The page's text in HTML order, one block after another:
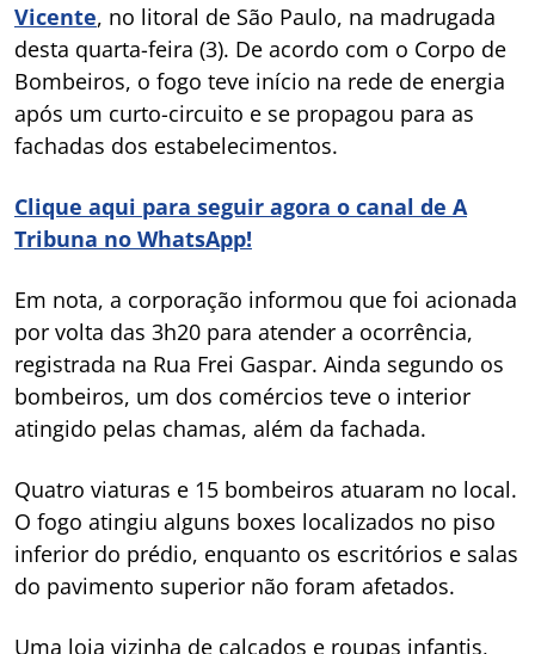
Vicente, no litoral de São Paulo, na madrugada
desta quarta-feira (3). De acordo com o Corpo de
Bombeiros, o fogo teve início na rede de energia
após um curto-circuito e se propagou para as
fachadas dos estabelecimentos.
Clique aqui para seguir agora o canal de A
Tribuna no WhatsApp!
Em nota, a corporação informou que foi acionada
por volta das 3h20 para atender a ocorrência,
registrada na Rua Frei Gaspar. Ainda segundo os
bombeiros, um dos comércios teve o interior
atingido pelas chamas, além da fachada.
Quatro viaturas e 15 bombeiros atuaram no local.
O fogo atingiu alguns boxes localizados no piso
inferior do prédio, enquanto os escritórios e salas
do pavimento superior não foram afetados.
Uma loja vizinha de calçados e roupas infantis,